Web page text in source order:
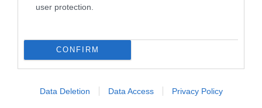
user protection.
CONFIRM
Data Deletion Data Access Privacy Policy
BALKON LEVEGŐJE SZÍVJA KI